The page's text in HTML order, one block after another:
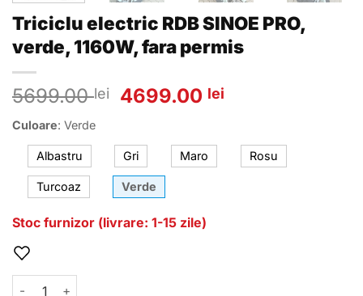
Triciclu electric RDB SINOE PRO,
verde, 1160W, fara permis
5699.00lei
Prețul
fost:
5699.00 lei.
4699.00 lei
4699.00 lei.
Culoare: Verde
Albastru Gri Maro Rosu
Turcoaz Verde
Stoc furnizor (livrare: 1-15 zile)
Cantitate Triciclu electric RDB SINOE PRO, verde, 1160W, fara